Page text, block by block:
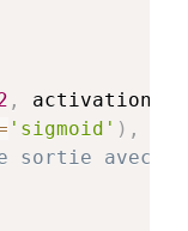
, activation
'sigmoid' ) ,
sortie avec